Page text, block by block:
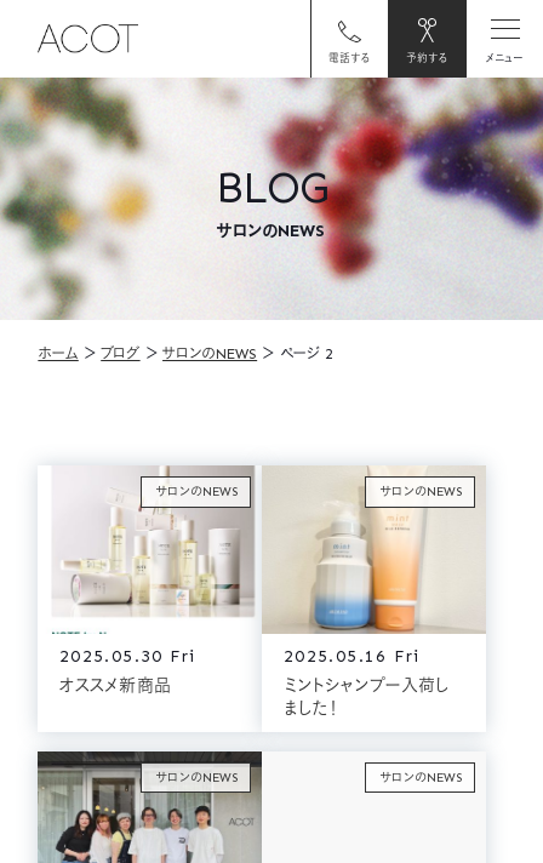
電話する 予約する メニュー
BLOG
サロンのNEWS
ホーム ＞ブログ ＞サロンのNEWS ＞ ページ 2
2025.05.30 Fri
サロンのNEWS
オススメ新商品
2025.05.16 Fri
サロンのNEWS
ミントシャンプー入荷し
ました！
サロンのNEWS サロンのNEWS